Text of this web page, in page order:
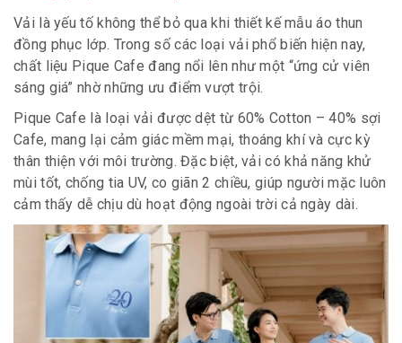
Vải là yếu tố không thể bỏ qua khi thiết kế mẫu áo thun
đồng phục lớp. Trong số các loại vải phổ biến hiện nay,
chất liệu Pique Cafe đang nổi lên như một “ứng cử viên
sáng giá” nhờ những ưu điểm vượt trội.
Pique Cafe là loại vải được dệt từ 60% Cotton – 40% sợi
Cafe, mang lại cảm giác mềm mại, thoáng khí và cực kỳ
thân thiện với môi trường. Đặc biệt, vải có khả năng khử
mùi tốt, chống tia UV, co giãn 2 chiều, giúp người mặc luôn
cảm thấy dễ chịu dù hoạt động ngoài trời cả ngày dài.